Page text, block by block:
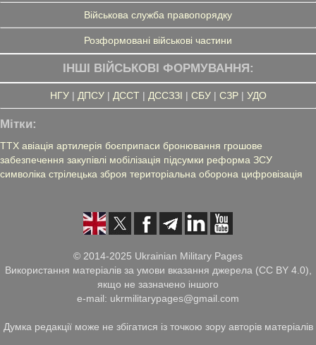
Військова служба правопорядку
Розформовані військові частини
ІНШІ ВІЙСЬКОВІ ФОРМУВАННЯ:
НГУ| ДПСУ| ДССТ| ДССЗЗІ | СБУ| СЗР| УДО
Мітки:
ТТХ авіація артилерія боєприпаси бронювання грошове
забезпечення закупівлі мобілізація підсумки реформа ЗСУ
символіка стрілецька зброя територіальна оборона цифровізація
© 2014-2025 Ukrainian Military Pages
Використання матеріалів за умови вказання джерела (CC BY 4.0),
якщо не зазначено іншого
e-mail: ukrmilitarypages@gmail.com
Думка редакції може не збігатися із точкою зору авторів матеріалів